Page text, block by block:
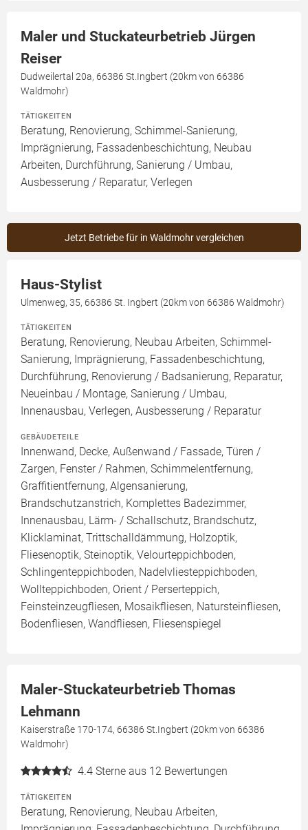
Maler und Stuckateurbetrieb Jürgen
Reiser
Dudweilertal 20a, 66386 St.Ingbert (20km von 66386
Waldmohr)
TÄTIGKEITEN
Beratung, Renovierung, Schimmel-Sanierung,
Imprägnierung, Fassadenbeschichtung, Neubau
Arbeiten, Durchführung, Sanierung / Umbau,
Ausbesserung / Reparatur, Verlegen
Jetzt Betriebe für in Waldmohr vergleichen
Haus-Stylist
Ulmenweg, 35, 66386 St. Ingbert (20km von 66386 Waldmohr)
TÄTIGKEITEN
Beratung, Renovierung, Neubau Arbeiten, Schimmel-
Sanierung, Imprägnierung, Fassadenbeschichtung,
Durchführung, Renovierung / Badsanierung, Reparatur,
Neueinbau / Montage, Sanierung / Umbau,
Innenausbau, Verlegen, Ausbesserung / Reparatur
GEBÄUDETEILE
Innenwand, Decke, Außenwand / Fassade, Türen /
Zargen, Fenster / Rahmen, Schimmelentfernung,
Graffitientfernung, Algensanierung,
Brandschutzanstrich, Komplettes Badezimmer,
Innenausbau, Lärm- / Schallschutz, Brandschutz,
Klicklaminat, Trittschalldämmung, Holzoptik,
Fliesenoptik, Steinoptik, Velourteppichboden,
Schlingenteppichboden, Nadelvliesteppichboden,
Wollteppichboden, Orient / Perserteppich,
Feinsteinzeugfliesen, Mosaikfliesen, Natursteinfliesen,
Bodenfliesen, Wandfliesen, Fliesenspiegel
Maler-Stuckateurbetrieb Thomas
Lehmann
Kaiserstraße 170-174, 66386 St.Ingbert (20km von 66386
Waldmohr)
4.4 Sterne aus 12 Bewertungen
TÄTIGKEITEN
Beratung, Renovierung, Neubau Arbeiten,